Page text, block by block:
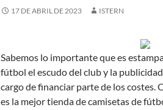
17 DE ABRIL DE 2023 ISTERN
Sabemos lo importante que es
fútbol el escudo del club y la
cargo de financiar parte de los costes.
es la mejor tienda de camisetas de